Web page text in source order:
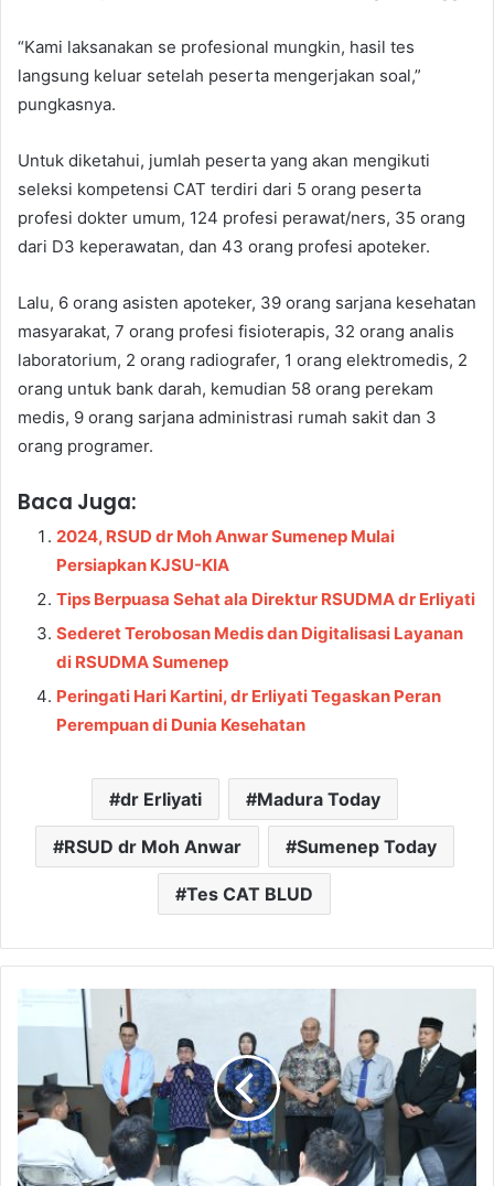
“Kami laksanakan se profesional mungkin, hasil tes
langsung keluar setelah peserta mengerjakan soal,”
pungkasnya.
Untuk diketahui, jumlah peserta yang akan mengikuti
seleksi kompetensi CAT terdiri dari 5 orang peserta
profesi dokter umum, 124 profesi perawat/ners, 35 orang
dari D3 keperawatan, dan 43 orang profesi apoteker.
Lalu, 6 orang asisten apoteker, 39 orang sarjana kesehatan
masyarakat, 7 orang profesi fisioterapis, 32 orang analis
laboratorium, 2 orang radiografer, 1 orang elektromedis, 2
orang untuk bank darah, kemudian 58 orang perekam
medis, 9 orang sarjana administrasi rumah sakit dan 3
orang programer.
Baca Juga:
2024, RSUD dr Moh Anwar Sumenep Mulai
Persiapkan KJSU-KIA
Tips Berpuasa Sehat ala Direktur RSUDMA dr Erliyati
Sederet Terobosan Medis dan Digitalisasi Layanan
di RSUDMA Sumenep
Peringati Hari Kartini, dr Erliyati Tegaskan Peran
Perempuan di Dunia Kesehatan
dr Erliyati Madura Today
RSUD dr Moh Anwar Sumenep Today
Tes CAT BLUD